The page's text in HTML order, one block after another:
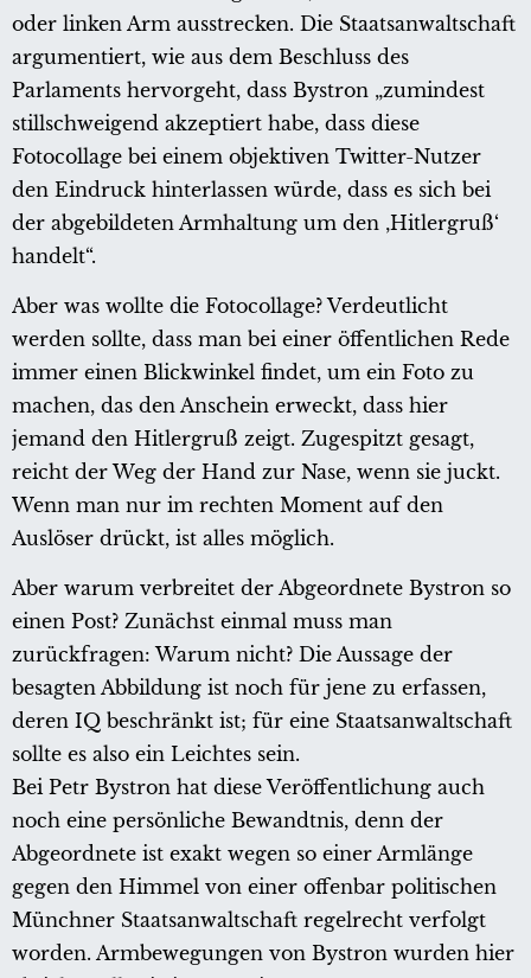
oder linken Arm ausstrecken. Die Staatsanwaltschaft
argumentiert, wie aus dem Beschluss des
Parlaments hervorgeht, dass Bystron „zumindest
stillschweigend akzeptiert habe, dass diese
Fotocollage bei einem objektiven Twitter-Nutzer
den Eindruck hinterlassen würde, dass es sich bei
der abgebildeten Armhaltung um den ‚Hitlergruß‘
handelt“.
Aber was wollte die Fotocollage? Verdeutlicht
werden sollte, dass man bei einer öffentlichen Rede
immer einen Blickwinkel findet, um ein Foto zu
machen, das den Anschein erweckt, dass hier
jemand den Hitlergruß zeigt. Zugespitzt gesagt,
reicht der Weg der Hand zur Nase, wenn sie juckt.
Wenn man nur im rechten Moment auf den
Auslöser drückt, ist alles möglich.
Aber warum verbreitet der Abgeordnete Bystron so
einen Post? Zunächst einmal muss man
zurückfragen: Warum nicht? Die Aussage der
besagten Abbildung ist noch für jene zu erfassen,
deren IQ beschränkt ist; für eine Staatsanwaltschaft
sollte es also ein Leichtes sein.
Bei Petr Bystron hat diese Veröffentlichung auch
noch eine persönliche Bewandtnis, denn der
Abgeordnete ist exakt wegen so einer Armlänge
gegen den Himmel von einer offenbar politischen
Münchner Staatsanwaltschaft regelrecht verfolgt
worden. Armbewegungen von Bystron wurden hier